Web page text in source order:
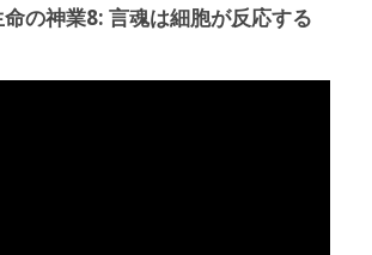
の神業8: 言魂は細胞が反応する